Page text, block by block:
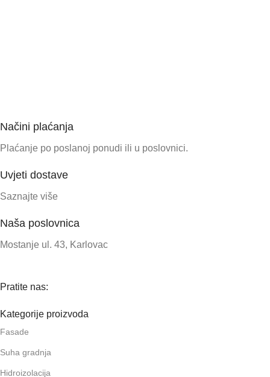
Načini plaćanja
Plaćanje po poslanoj ponudi ili u poslovnici.
Uvjeti dostave
Saznajte više
Naša poslovnica
Mostanje ul. 43, Karlovac
Pratite nas:
Kategorije proizvoda
Fasade
Suha gradnja
Hidroizolacija